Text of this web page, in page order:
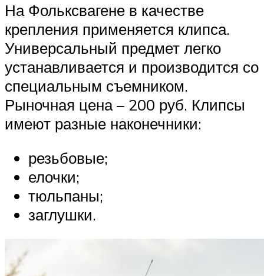
На Фольксвагене в качестве
крепления применяется клипса.
Универсальный предмет легко
устанавливается и производится со
специальным съемником.
Рыночная цена – 200 руб. Клипсы
имеют разные наконечники:
резьбовые;
елочки;
тюльпаны;
заглушки.